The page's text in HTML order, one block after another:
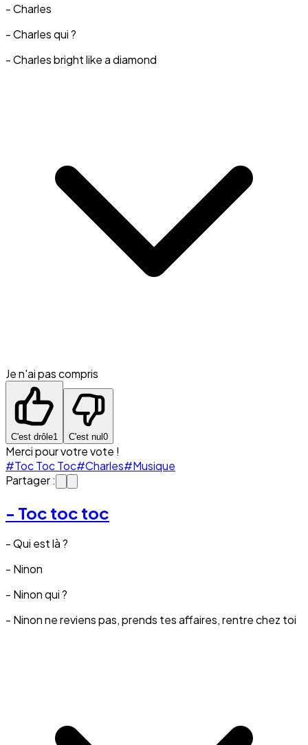
- Charles
- Charles qui ?
- Charles bright like a diamond
Je n'ai pas compris
C'est drôle1 C'est nul0
Merci pour votre vote !
#Toc Toc Toc#Charles#Musique
Partager :
- Toc toc toc
- Qui est là ?
- Ninon
- Ninon qui ?
- Ninon ne reviens pas, prends tes affaires, rentre chez toi